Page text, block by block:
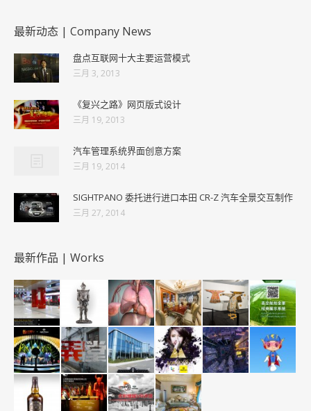
最新动态 | Company News
盘点互联网十大主要运营模式
三月 3, 2013
《复兴之路》网页版式设计
三月 19, 2013
汽车管理系统界面创意方案
三月 19, 2014
SIGHTPANO 委托进行进口本田 CR-Z 汽车全景交互制作
三月 27, 2014
最新作品 | Works